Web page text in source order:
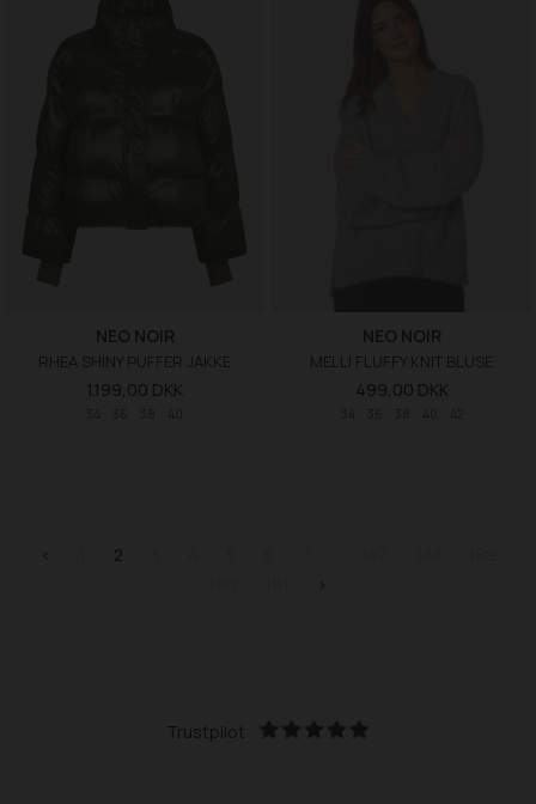
NEO NOIR
RHEA SHINY PUFFER JAKKE
1.199,00 DKK
NEO NOIR
MELLI FLUFFY KNIT BLUSE
499,00 DKK
2
Trustpilot